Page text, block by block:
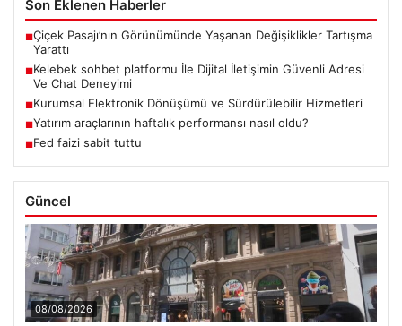
Son Eklenen Haberler
■Çiçek Pasajı’nın Görünümünde Yaşanan Değişiklikler Tartışma
Yarattı
■Kelebek sohbet platformu İle Dijital İletişimin Güvenli Adresi
Ve Chat Deneyimi
■Kurumsal Elektronik Dönüşümü ve Sürdürülebilir Hizmetleri
■Yatırım araçlarının haftalık performansı nasıl oldu?
■Fed faizi sabit tuttu
Güncel
08/08/2026